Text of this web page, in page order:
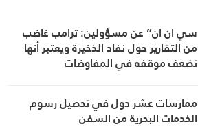
سي ان ان” عن مسؤولين: ترامب غاضب
من التقارير حول نفاد الذخيرة ويعتبر أنها
تضعف موقفه في المفاوضات
ممارسات عشر دول في تحصيل رسوم
الخدمات البحرية من السفن